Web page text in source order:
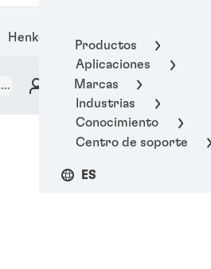
Productos
Aplicaciones
Marcas
Industrias
Conocimiento
Centro de soporte
ES
Henkel Adhesive Technologies